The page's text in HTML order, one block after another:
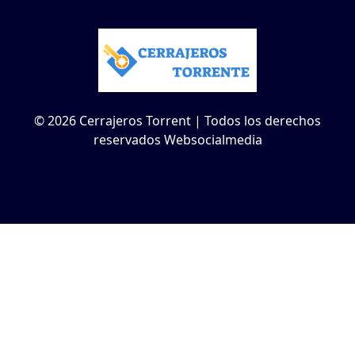
© 2026 Cerrajeros Torrent | Todos los derechos
reservados Websocialmedia